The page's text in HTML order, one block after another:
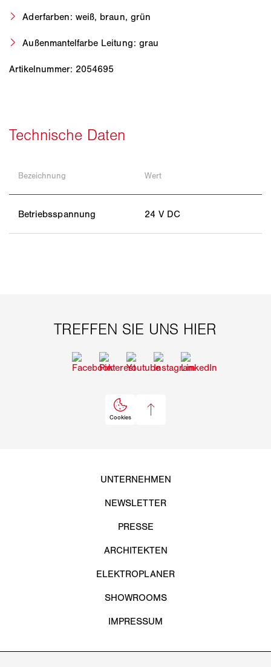
Aderfarben: weiß, braun, grün
Außenmantelfarbe Leitung: grau
Artikelnummer: 2054695
Bezeichnung Wert
Betriebsspannung 24 V DC